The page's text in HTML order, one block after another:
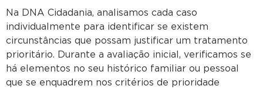
Na DNA Cidadania, analisamos cada caso
individualmente para identificar se existem
circunstâncias que possam justificar um tratamento
prioritário. Durante a avaliação inicial, verificamos se
há elementos no seu histórico familiar ou pessoal
que se enquadrem nos critérios de prioridade